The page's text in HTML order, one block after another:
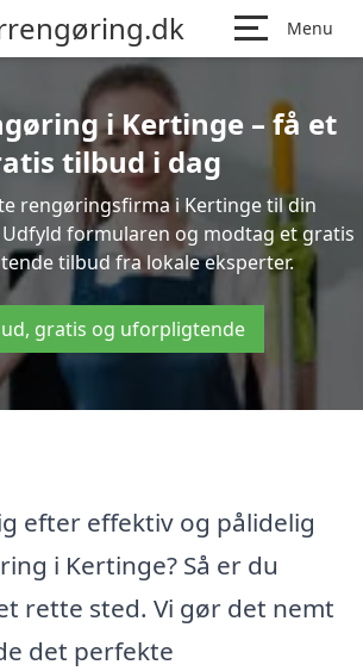
Menu
i Kertinge – få et
tilbud i dag
rengøringsfirma i Kertinge til din
formularen og modtag et gratis
tilbud fra lokale eksperter.
gratis og uforpligtende
efter effektiv og pålidelig
i Kertinge? Så er du
rette sted. Vi gør det nemt
det perfekte